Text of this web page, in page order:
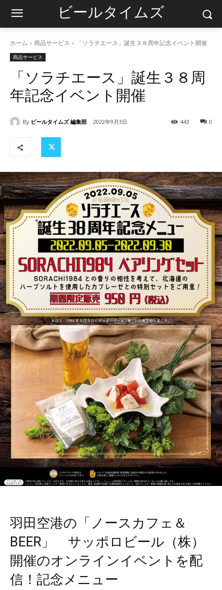
ビールタイムズ
ホーム 商品サービス 「ソラチエース」誕生３８周年記念イベント開催
商品サービス
「ソラチエース」誕生３８周
年記念イベント開催
By ビールタイムズ 編集部 2022年9月3日 0
443
羽田空港の「ノースカフェ＆
BEER」 サッポロビール（株）
開催のオンラインイベントを配
信！記念メニュー